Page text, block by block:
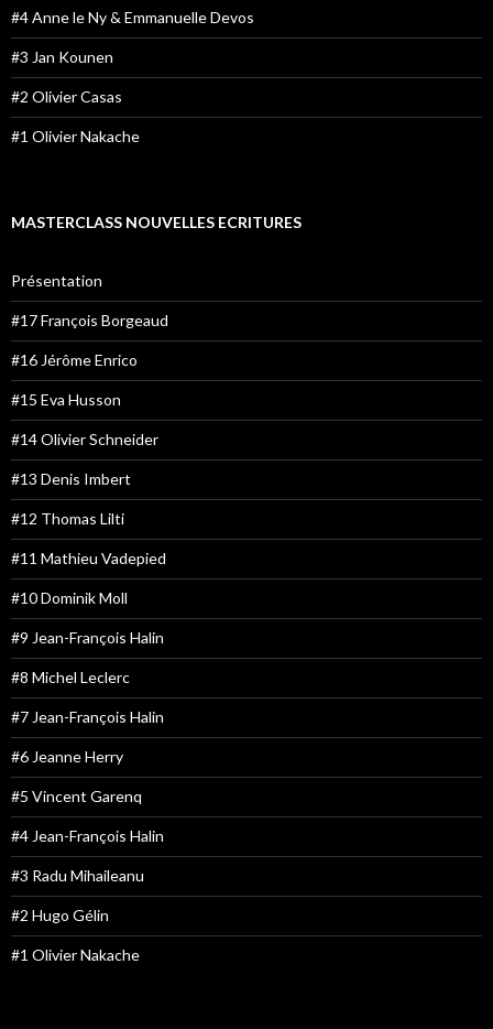
#4 Anne le Ny & Emmanuelle Devos
#3 Jan Kounen
#2 Olivier Casas
#1 Olivier Nakache
MASTERCLASS NOUVELLES ECRITURES
Présentation
#17 François Borgeaud
#16 Jérôme Enrico
#15 Eva Husson
#14 Olivier Schneider
#13 Denis Imbert
#12 Thomas Lilti
#11 Mathieu Vadepied
#10 Dominik Moll
#9 Jean-François Halin
#8 Michel Leclerc
#7 Jean-François Halin
#6 Jeanne Herry
#5 Vincent Garenq
#4 Jean-François Halin
#3 Radu Mihaileanu
#2 Hugo Gélin
#1 Olivier Nakache